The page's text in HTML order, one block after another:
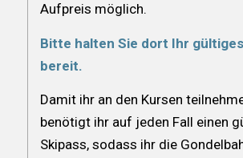
Aufpreis möglich.
Bitte halten Sie dort Ihr
bereit.
Damit ihr an den Kursen
benötigt ihr auf jeden Fall einen
Skipass, sodass ihr die